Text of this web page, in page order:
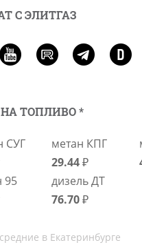
С ЭЛИТГАЗ
ТОПЛИВО *
СУГ
метан КПГ
29.44₽
95
дизель ДТ
76.70₽
в Екатеринбурге